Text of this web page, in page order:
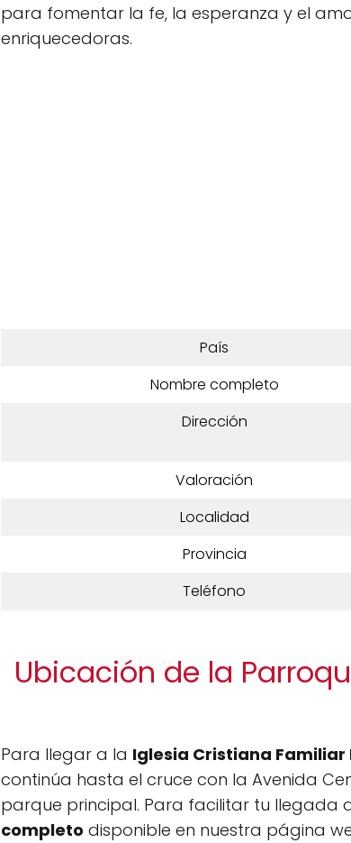
para fomentar la fe, la esperanza y el
enriquecedoras.
País
Nombre completo
Dirección
Valoración
Localidad
Provincia
Teléfono
Ubicación de la
Para llegar a la Iglesia Cristiana Familiar
continúa hasta el cruce con la Avenida
parque principal. Para facilitar tu llegada
completo disponible en nuestra página